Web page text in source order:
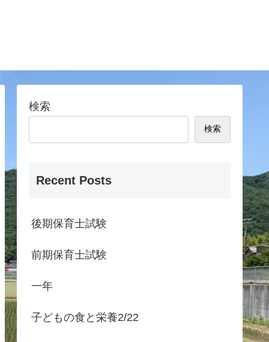
検索
検索
Recent Posts
後期保育士試験
前期保育士試験
一年
子どもの食と栄養2/22